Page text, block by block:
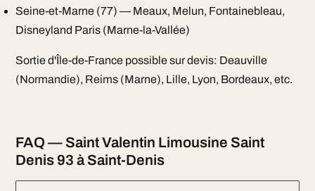
Seine-et-Marne (77) — Meaux, Melun, Fontainebleau,
Disneyland Paris (Marne-la-Vallée)
Sortie d'Île-de-France possible sur devis: Deauville
(Normandie), Reims (Marne), Lille, Lyon, Bordeaux, etc.
FAQ — Saint Valentin Limousine Saint
Denis 93 à Saint-Denis